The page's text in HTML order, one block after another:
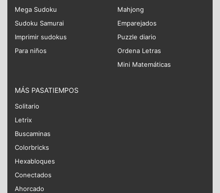
Mega Sudoku
Sudoku Samurai
Imprimir sudokus
Para niños
Mahjong
Emparejados
Puzzle diario
Ordena Letras
Mini Matemáticas
MÁS PASATIEMPOS
Solitario
Letrix
Buscaminas
Colorbricks
Hexabloques
Conectados
Ahorcado